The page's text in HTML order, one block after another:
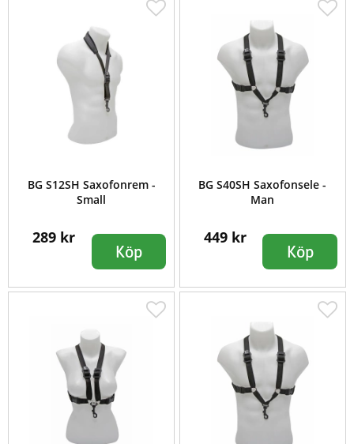
BG S12SH Saxofonrem -
Small
289 kr
Köp
BG S40SH Saxofonsele -
Man
449 kr
Köp